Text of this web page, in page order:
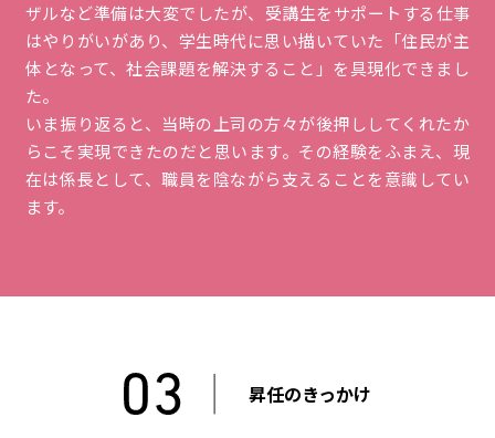
ザルなど準備は大変でしたが、受講生をサポートする仕事
はやりがいがあり、学生時代に思い描いていた「住民が主
体となって、社会課題を解決すること」を具現化できまし
た。
いま振り返ると、当時の上司の方々が後押ししてくれたか
らこそ実現できたのだと思います。その経験をふまえ、現
在は係長として、職員を陰ながら支えることを意識してい
ます。
昇任のきっかけ